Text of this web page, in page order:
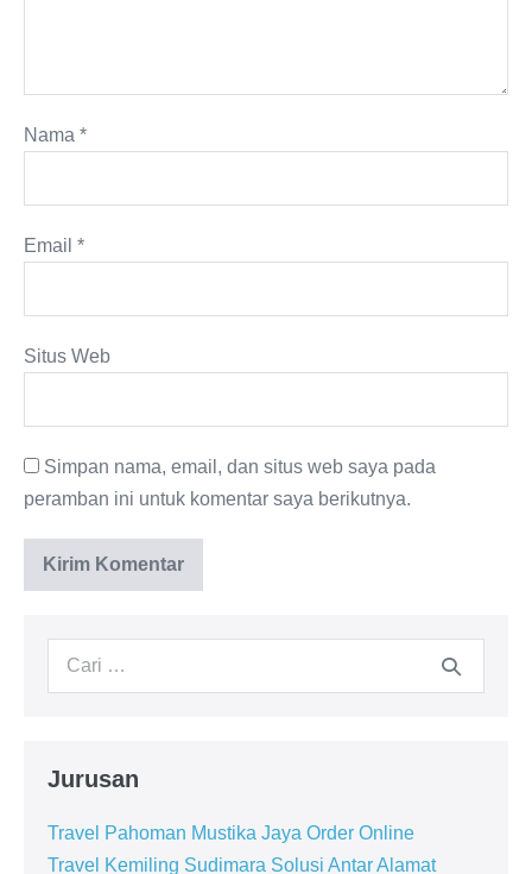
Nama *
Email *
Situs Web
Simpan nama, email, dan situs web saya pada
peramban ini untuk komentar saya berikutnya.
Jurusan
Travel Pahoman Mustika Jaya Order Online
Travel Kemiling Sudimara Solusi Antar Alamat